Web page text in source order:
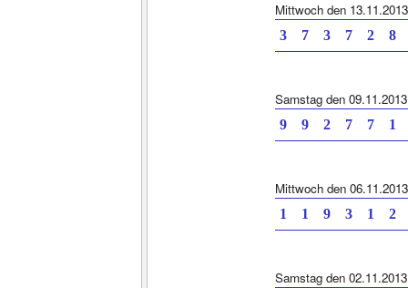
Mittwoch den 13.11.2013
3 7 3 7 2 8
Samstag den 09.11.2013
9 9 2 7 7 1
Mittwoch den 06.11.2013
1 1 9 3 1 2
Samstag den 02.11.2013